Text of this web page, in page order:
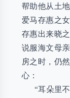
帮助他从土
爱马存惠之
存惠出来晓
说服海文母
房之时，仍
心：
“耳朵里